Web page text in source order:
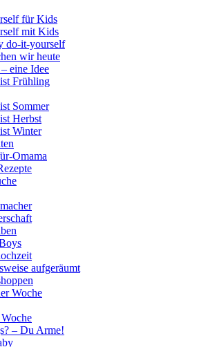
für Kids
mit Kids
do-it-yourself
wir heute
eine Idee
Frühling
Sommer
Herbst
Winter
Omama
aufgeräumt
Woche
– Du Arme!